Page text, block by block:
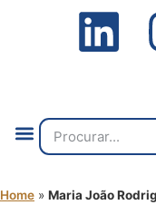
Home » Maria João